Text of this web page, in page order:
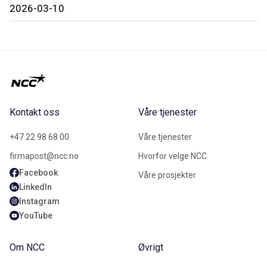
2026-03-10
Kontakt oss
+47 22 98 68 00
firmapost@ncc.no
Facebook
LinkedIn
Instagram
YouTube
Våre tjenester
Våre tjenester
Hvorfor velge NCC
Våre prosjekter
Om NCC Øvrigt